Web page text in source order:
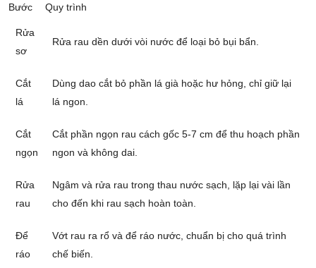
Bước Quy trình
Rửa
sơ
Rửa rau dền dưới vòi nước để loại bỏ bụi bẩn.
Cắt
lá
Dùng dao cắt bỏ phần lá già hoặc hư hỏng, chỉ giữ lại
lá ngon.
Cắt
ngọn
Cắt phần ngọn rau cách gốc 5-7 cm để thu hoạch phần
ngon và không dai.
Rửa
rau
Ngâm và rửa rau trong thau nước sạch, lặp lại vài lần
cho đến khi rau sạch hoàn toàn.
Để
ráo
Vớt rau ra rổ và để ráo nước, chuẩn bị cho quá trình
chế biến.